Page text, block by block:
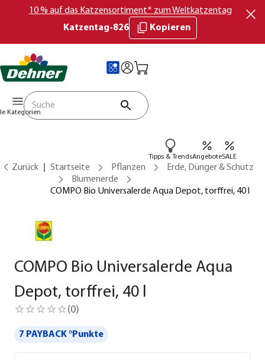
10 % auf das Katzensortiment* zum Weltkatzentag
Katzentag-826
Kopieren
Kategorien
Tipps & TrendsAngeboteSALE
Zurück Startseite Pflanzen
Erde, Dünger & Schutz
Blumenerde
COMPO Bio Universalerde Aqua Depot, torffrei, 40 l
COMPO Bio Universalerde Aqua
Depot, torffrei, 40 l
(0)
7 PAYBACK °Punkte